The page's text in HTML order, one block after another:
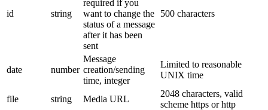
id string
required if you
want to change the
status of a message
after it has been
sent
500 characters
date number
Message
creation/sending
time, integer
Limited to reasonable
UNIX time
file string Media URL
2048 characters, valid
scheme https or http